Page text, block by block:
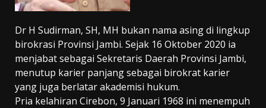
Dr H Sudirman, SH, MH bukan nama asing di lingkup
birokrasi Provinsi Jambi. Sejak 16 Oktober 2020 ia
menjabat sebagai Sekretaris Daerah Provinsi Jambi,
menutup karier panjang sebagai birokrat karier
yang juga berlatar akademisi hukum.
Pria kelahiran Cirebon, 9 Januari 1968 ini menempuh